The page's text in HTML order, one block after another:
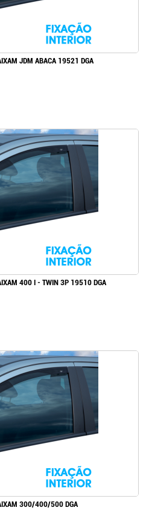
JDM ABACA 19521 DGA
400 I - TWIN 3P 19510 DGA
300/400/500 DGA
a comprar